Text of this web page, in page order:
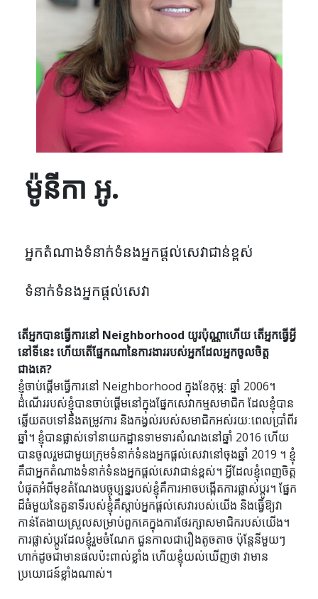
ម៉ូនីកា អូ.
អ្នកតំណាងទំនាក់ទំនងអ្នកផ្តល់សេវាជាន់ខ្ពស់
ទំនាក់ទំនងអ្នកផ្តល់សេវា
តើអ្នកបានធ្វើការនៅ Neighborhood យូរប៉ុណ្ណាហើយ តើអ្នកធ្វើអ្វី
នៅទីនេះ ហើយតើផ្នែកណានៃការងាររបស់អ្នកដែលអ្នកចូលចិត្ត
ជាងគេ?
ខ្ញុំចាប់ផ្តើមធ្វើការនៅ Neighborhood ក្នុងខែកុម្ភៈ ឆ្នាំ 2006។
ដំណើររបស់ខ្ញុំបានចាប់ផ្តើមនៅក្នុងផ្នែកសេវាកម្មសមាជិក ដែលខ្ញុំបាន
ឆ្លើយតបទៅនឹងតម្រូវការ និងកង្វល់របស់សមាជិកអស់រយៈពេលប្រាំពីរ
ឆ្នាំ។ ខ្ញុំបានផ្លាស់ទៅនាយកដ្ឋានទាមទារសំណងនៅឆ្នាំ 2016 ហើយ
បានចូលរួមជាមួយក្រុមទំនាក់ទំនងអ្នកផ្តល់សេវានៅចុងឆ្នាំ 2019 ។ ខ្ញុំ
គឺជាអ្នកតំណាងទំនាក់ទំនងអ្នកផ្តល់សេវាជាន់ខ្ពស់។ អ្វី​ដែល​ខ្ញុំ​ពេញ​ចិត្ត​
បំផុត​អំពី​មុខ​តំណែង​បច្ចុប្បន្ន​របស់​ខ្ញុំ​គឺ​ការ​អាច​បង្កើត​ការ​ផ្លាស់​ប្តូរ។ ផ្នែក
ដ៏ធំមួយនៃតួនាទីរបស់ខ្ញុំគឺស្តាប់អ្នកផ្តល់សេវារបស់យើង និងធ្វើឱ្យវា
កាន់តែងាយស្រួលសម្រាប់ពួកគេក្នុងការថែរក្សាសមាជិករបស់យើង។
ការផ្លាស់ប្តូរដែលខ្ញុំរួមចំណែក ជួនកាលជារឿងតូចតាច ប៉ុន្តែនីមួយៗ
ហាក់ដូចជាមានផលប៉ះពាល់ខ្លាំង ហើយខ្ញុំយល់ឃើញថា វាមាន
ប្រយោជន៍ខ្លាំងណាស់។